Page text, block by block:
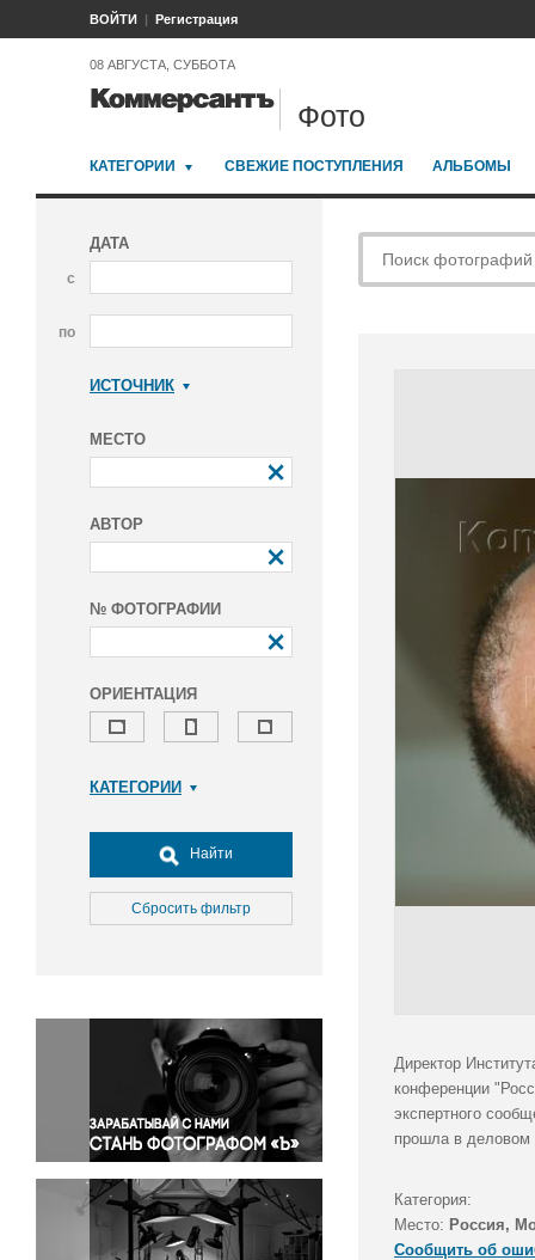
ВОЙТИ Регистрация
08 АВГУСТА, СУББОТА
Фото
КАТЕГОРИИ СВЕЖИЕ ПОСТУПЛЕНИЯ АЛЬБОМЫ
ДАТА
с
по
ИСТОЧНИК
МЕСТО
АВТОР
№ ФОТОГРАФИИ
ОРИЕНТАЦИЯ
КАТЕГОРИИ
Досуг, туризм и отдых
Культура
Медицина
Окружающая среда
Политика
Правосудие
Происшествия и конфликты
Религия
Светская жизнь
Спорт
Экология
Найти
Сбросить фильтр
Директор
конференции
экспертного
прошла в деловом
Категория:
Место: Россия,
Сообщить об